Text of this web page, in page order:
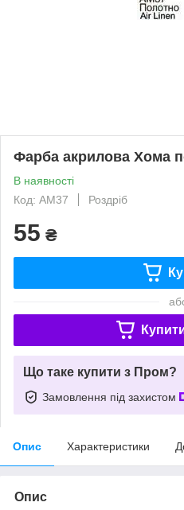
Фарба акрилова Хома
В наявності
Код: АМ37
Роздріб
55 ₴
Що таке купити з Пром?
Замовлення під захистом
Опис Характеристики
Опис